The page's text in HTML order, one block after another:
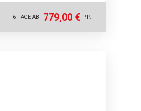
6 TAGE AB 779,00 € P.P.